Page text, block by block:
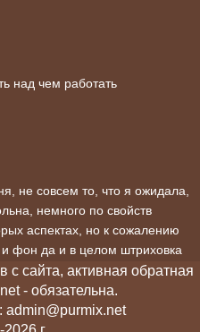
над чем работать
не совсем то, что я ожидала,
немного по свойств
аспектах, но к сожалению
фон да и в целом штриховка
сайта, активная обратная
- обязательна.